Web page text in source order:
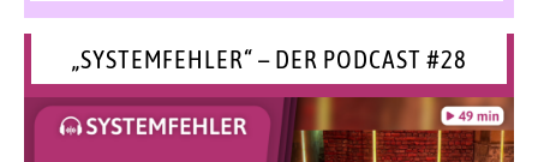
„SYSTEMFEHLER“ – DER PODCAST #28